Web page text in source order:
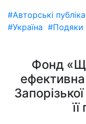
#Авторські
#Україна #Подяки
Фонд